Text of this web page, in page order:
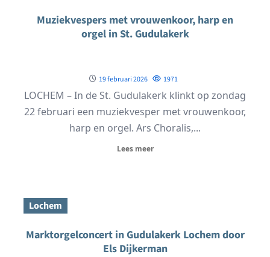
Muziekvespers met vrouwenkoor, harp en
orgel in St. Gudulakerk
19 februari 2026 1971
LOCHEM – In de St. Gudulakerk klinkt op zondag
22 februari een muziekvesper met vrouwenkoor,
harp en orgel. Ars Choralis,...
Lees meer
Lochem
Marktorgelconcert in Gudulakerk Lochem door
Els Dijkerman